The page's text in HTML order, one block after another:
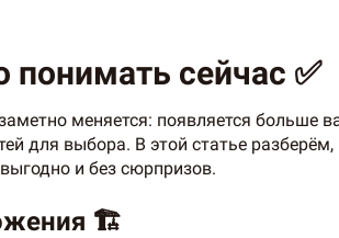
сейчас ✅
меняется: появляется больше
для выбора. В этой статье
и без сюрпризов.
🏗️